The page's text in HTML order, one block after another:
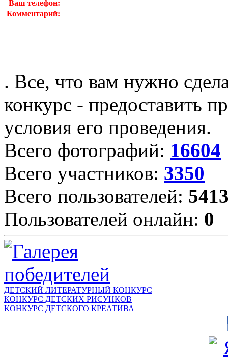
Ваш телефон:
Комментарий:
. Все, что вам нужно
конкурс - предоставить
условия его проведения.
Всего фотографий: 16604
Всего участников: 3350
Всего пользователей:
Пользователей онлайн: 0
ДЕТСКИЙ ЛИТЕРАТУРНЫЙ КОНКУРС
КОНКУРС ДЕТСКИХ РИСУНКОВ
КОНКУРС ДЕТСКОГО КРЕАТИВА